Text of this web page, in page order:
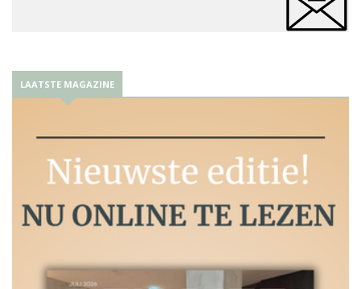
LAATSTE MAGAZINE